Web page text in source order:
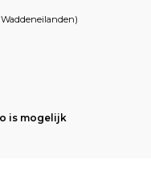
is mogelijk